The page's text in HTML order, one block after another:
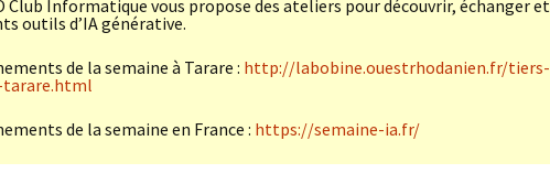
Club Informatique vous propose des ateliers pour découvrir, échanger et
outils d’IA générative.
de la semaine à Tarare : http://labobine.ouestrhodanien.fr/tiers-
de la semaine en France : https://semaine-ia.fr/